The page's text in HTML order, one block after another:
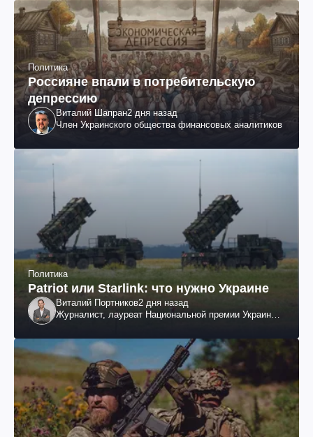
Политика
Россияне впали в потребительскую
депрессию
Виталий Шапран2 дня назад
Член Украинского общества финансовых аналитиков
Политика
Patriot или Starlink: что нужно Украине
Виталий Портников2 дня назад
Журналист, лауреат Национальной премии Украины